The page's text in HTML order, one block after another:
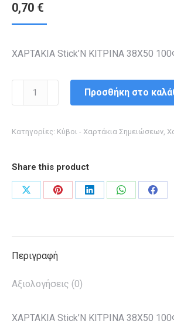
0,70 €
ΧΑΡΤΑΚΙΑ Stick’N ΚΙΤΡΙΝΑ 38Χ50
ΧΑΡΤΑΚΙΑ
ΑΥΤ/
38Χ50
100Φ
ΣΕΤ
3τεμ.
Προσθήκη στο
Κατηγορίες: Κύβοι - Χαρτάκια Σημειώσεων,
Share this product
Share
Share
Share
Share
Share
Περιγραφή
Αξιολογήσεις (0)
ΧΑΡΤΑΚΙΑ Stick’N ΚΙΤΡΙΝΑ 38Χ50